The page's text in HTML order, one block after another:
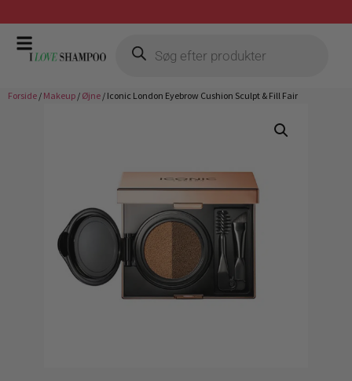
Gratis fragt ved køb over 399,-
Forside / Makeup / Øjne / Iconic London Eyebrow Cushion Sculpt & Fill Fair